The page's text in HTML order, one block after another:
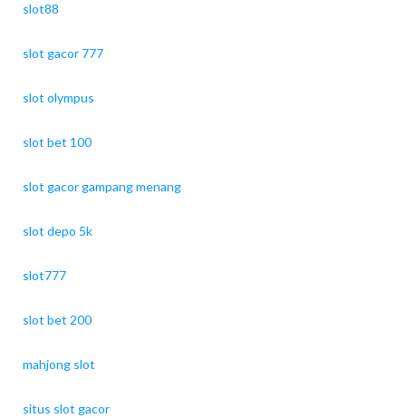
slot88
slot gacor 777
slot olympus
slot bet 100
slot gacor gampang menang
slot depo 5k
slot777
slot bet 200
mahjong slot
situs slot gacor